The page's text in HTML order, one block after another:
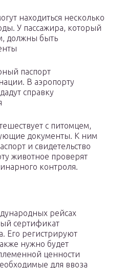
находиться несколько
У пассажира, который
должны быть
паспорт
В аэропорту
справку
с питомцем,
документы. К ним
и свидетельство
животное проверят
контроля.
рейсах
сертификат
Его регистрируют
нужно будет
ценности
для ввоза